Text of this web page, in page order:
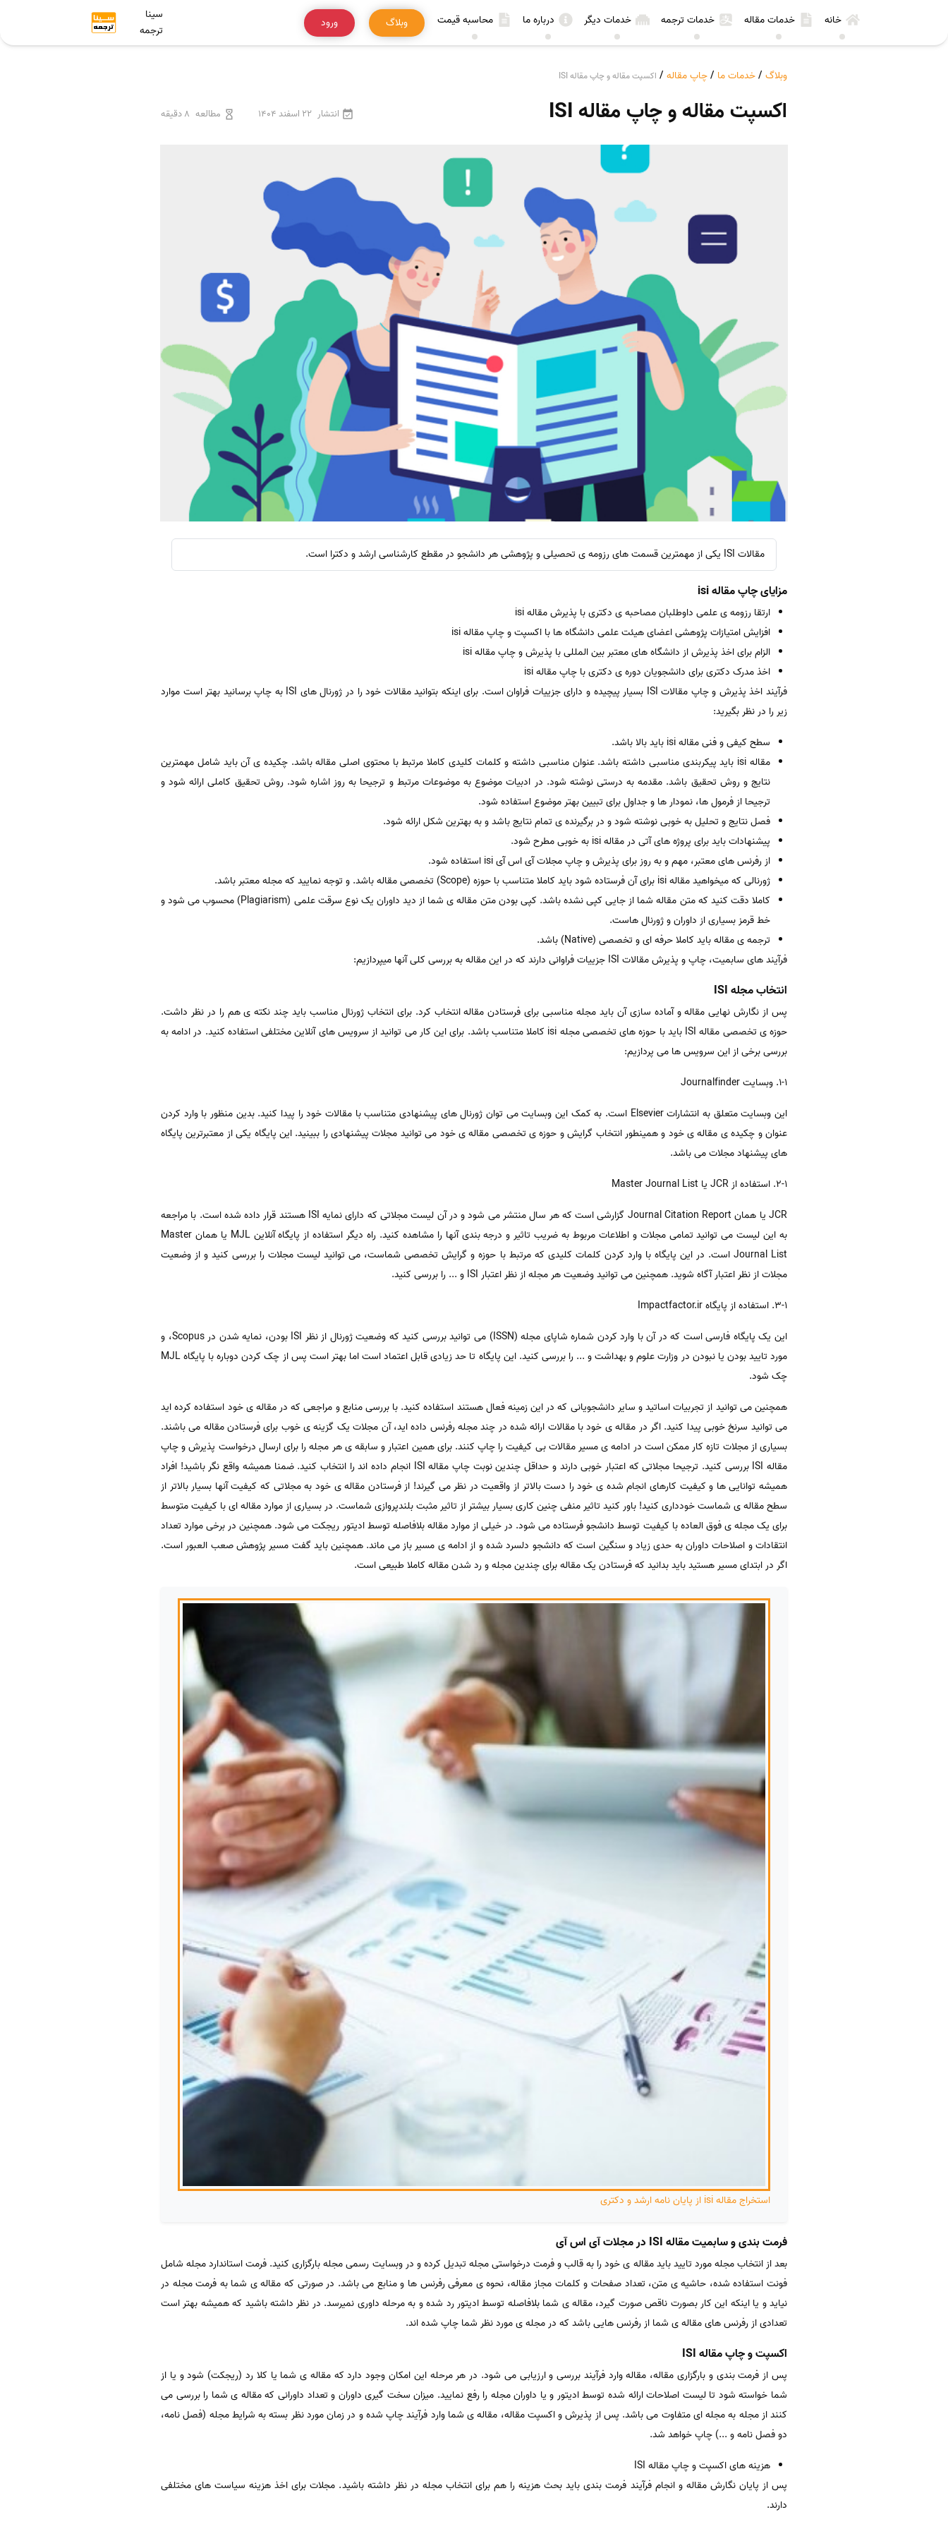
خانه خدمات مقاله خدمات ترجمه خدمات دیگر درباره ما محاسبه قیمت وبلاگ ورود
سینا
ترجمه
وبلاگ /خدمات ما /چاپ مقاله / اکسپت مقاله و چاپ مقاله ISI
اکسپت مقاله و چاپ مقاله ISI انتشار 22 اسفند 1404 مطالعه 8 دقیقه
مقالات ISI یکی از مهمترین قسمت های رزومه ی تحصیلی و پژوهشی هر دانشجو در مقطع کارشناسی ارشد و دکترا است.
مزایای چاپ مقاله isi
ارتقا رزومه ی علمی داوطلبان مصاحبه ی دکتری با پذیرش مقاله isi
افزایش امتیازات پژوهشی اعضای هیئت علمی دانشگاه ها با اکسپت و چاپ مقاله isi
الزام برای اخذ پذیرش از دانشگاه های معتبر بین المللی با پذیرش و چاپ مقاله isi
اخذ مدرک دکتری برای دانشجویان دوره ی دکتری با چاپ مقاله isi
فرآیند اخذ پذیرش و چاپ مقالات ISI بسیار پیچیده و دارای جزییات فراوان است. برای اینکه بتوانید مقالات خود را در ژورنال های ISI به چاپ برسانید بهتر است موارد
زیر را در نظر بگیرید:
سطح کیفی و فنی مقاله isi باید بالا باشد.
مقاله isi باید پیکربندی مناسبی داشته باشد. عنوان مناسبی داشته و کلمات کلیدی کاملا مرتبط با محتوی اصلی مقاله باشد. چکیده ی آن باید شامل مهمترین
نتایج و روش تحقیق باشد. مقدمه به درستی نوشته شود. در ادبیات موضوع به موضوعات مرتبط و ترجیحا به روز اشاره شود. روش تحقیق کاملی ارائه شود و
ترجیحا از فرمول ها، نمودار ها و جداول برای تبیین بهتر موضوع استفاده شود.
فصل نتایج و تحلیل به خوبی نوشته شود و در برگیرنده ی تمام نتایج باشد و به بهترین شکل ارائه شود.
پیشنهادات باید برای پروژه های آتی در مقاله isi به خوبی مطرح شود.
از رفرنس های معتبر، مهم و به روز برای پذیرش و چاپ مجلات آی اس آی isi استفاده شود.
ژورنالی که میخواهید مقاله isi برای آن فرستاده شود باید کاملا متناسب با حوزه (Scope) تخصصی مقاله باشد. و توجه نمایید که مجله معتبر باشد.
کاملا دقت کنید که متن مقاله شما از جایی کپی نشده باشد. کپی بودن متن مقاله ی شما از دید داوران یک نوع سرقت علمی (Plagiarism) محسوب می شود و
خط قرمز بسیاری از داوران و ژورنال هاست.
ترجمه ی مقاله باید کاملا حرفه ای و تخصصی (Native) باشد.
فرآیند های سابمیت، چاپ و پذیرش مقالات ISI جزییات فراوانی دارند که در این مقاله به بررسی کلی آنها میپردازیم:
انتخاب مجله ISI
پس از نگارش نهایی مقاله و آماده سازی آن باید مجله مناسبی برای فرستادن مقاله انتخاب کرد. برای انتخاب ژورنال مناسب باید چند نکته ی هم را در نظر داشت.
حوزه ی تخصصی مقاله ISI باید با حوزه های تخصصی مجله isi کاملا متناسب باشد. برای این کار می توانید از سرویس های آنلاین مختلفی استفاده کنید. در ادامه به
بررسی برخی از این سرویس ها می پردازیم:
1-1. وبسایت Journalfinder
این وبسایت متعلق به انتشارات Elsevier است. به کمک این وبسایت می توان ژورنال های پیشنهادی متناسب با مقالات خود را پیدا کنید. بدین منظور با وارد کردن
عنوان و چکیده ی مقاله ی خود و همینطور انتخاب گرایش و حوزه ی تخصصی مقاله ی خود می توانید مجلات پیشنهادی را ببینید. این پایگاه یکی از معتبرترین پایگاه
های پیشنهاد مجلات می باشد.
2-1. استفاده از JCR یا Master Journal List
JCR یا همان Journal Citation Report گزارشی است که هر سال منتشر می شود و در آن لیست مجلاتی که دارای نمایه ISI هستند قرار داده شده است. با مراجعه
به این لیست می توانید تمامی مجلات و اطلاعات مربوط به ضریب تاثیر و درجه بندی آنها را مشاهده کنید. راه دیگر استفاده از پایگاه آنلاین MJL یا همان Master
Journal List است. در این پایگاه با وارد کردن کلمات کلیدی که مرتبط با حوزه و گرایش تخصصی شماست، می توانید لیست مجلات را بررسی کنید و از وضعیت
مجلات از نظر اعتبار آگاه شوید. همچنین می توانید وضعیت هر مجله از نظر اعتبار ISI و ... را بررسی کنید.
3-1. استفاده از پایگاه Impactfactor.ir
این یک پایگاه فارسی است که در آن با وارد کردن شماره شاپای مجله (ISSN) می توانید بررسی کنید که وضعیت ژورنال از نظر ISI بودن، نمایه شدن در Scopus، و
مورد تایید بودن یا نبودن در وزارت علوم و بهداشت و ... را بررسی کنید. این پایگاه تا حد زیادی قابل اعتماد است اما بهتر است پس از چک کردن دوباره با پایگاه MJL
چک شود.
همچنین می توانید از تجربیات اساتید و سایر دانشجویانی که در این زمینه فعال هستند استفاده کنید. با بررسی منابع و مراجعی که در مقاله ی خود استفاده کرده اید
می توانید سرنخ خوبی پیدا کنید. اگر در مقاله ی خود با مقالات ارائه شده در چند مجله رفرنس داده اید، آن مجلات یک گزینه ی خوب برای فرستادن مقاله می باشند.
بسیاری از مجلات تازه کار ممکن است در ادامه ی مسیر مقالات بی کیفیت را چاپ کنند. برای همین اعتبار و سابقه ی هر مجله را برای ارسال درخواست پذیرش و چاپ
مقاله ISI بررسی کنید. ترجیحا مجلاتی که اعتبار خوبی دارند و حداقل چندین نوبت چاپ مقاله ISI انجام داده اند را انتخاب کنید. ضمنا همیشه واقع نگر باشید! افراد
همیشه توانایی ها و کیفیت کارهای انجام شده ی خود را دست بالاتر از واقعیت در نظر می گیرند! از فرستادن مقاله ی خود به مجلاتی که کیفیت آنها بسیار بالاتر از
سطح مقاله ی شماست خودداری کنید! باور کنید تاثیر منفی چنین کاری بسیار بیشتر از تاثیر مثبت بلندپروازی شماست. در بسیاری از موارد مقاله ای با کیفیت متوسط
برای یک مجله ی فوق العاده با کیفیت توسط دانشجو فرستاده می شود. در خیلی از موارد مقاله بلافاصله توسط ادیتور ریجکت می شود. همچنین در برخی موارد تعداد
انتقادات و اصلاحات داوران به حدی زیاد و سنگین است که دانشجو دلسرد شده و از ادامه ی مسیر باز می ماند. همچنین باید گفت مسیر پژوهش صعب العبور است.
اگر در ابتدای مسیر هستید باید بدانید که فرستادن یک مقاله برای چندین مجله و رد شدن مقاله کاملا طبیعی است.
استخراج مقاله isi از پایان نامه ارشد و دکتری
فرمت بندی و سابمیت مقاله ISI در مجلات آی اس آی
بعد از انتخاب مجله مورد تایید باید مقاله ی خود را به قالب و فرمت درخواستی مجله تبدیل کرده و در وبسایت رسمی مجله بارگزاری کنید. فرمت استاندارد مجله شامل
فونت استفاده شده، حاشیه ی متن، تعداد صفحات و کلمات مجاز مقاله، نحوه ی معرفی رفرنس ها و منابع می باشد. در صورتی که مقاله ی شما به فرمت مجله در
نیاید و یا اینکه این کار بصورت ناقص صورت گیرد، مقاله ی شما بلافاصله توسط ادیتور رد شده و به مرحله داوری نمیرسد. در نظر داشته باشید که همیشه بهتر است
تعدادی از رفرنس های مقاله ی شما از رفرنس هایی باشد که در مجله ی مورد نظر شما چاپ شده اند.
اکسپت و چاپ مقاله ISI
پس از فرمت بندی و بارگزاری مقاله، مقاله وارد فرآیند بررسی و ارزیابی می شود. در هر مرحله این امکان وجود دارد که مقاله ی شما یا کلا رد (ریجکت) شود و یا از
شما خواسته شود تا لیست اصلاحات ارائه شده توسط ادیتور و یا داوران مجله را رفع نمایید. میزان سخت گیری داوران و تعداد داورانی که مقاله ی شما را بررسی می
کنند از مجله به مجله ای متفاوت می باشد. پس از پذیرش و اکسپت مقاله، مقاله ی شما وارد فرآیند چاپ شده و در زمان مورد نظر بسته به شرایط مجله (فصل نامه،
دو فصل نامه و ...) چاپ خواهد شد.
هزینه های اکسپت و چاپ مقاله ISI
پس از پایان نگارش مقاله و انجام فرآیند فرمت بندی باید بحث هزینه را هم برای انتخاب مجله در نظر داشته باشید. مجلات برای اخذ هزینه سیاست های مختلفی
دارند.